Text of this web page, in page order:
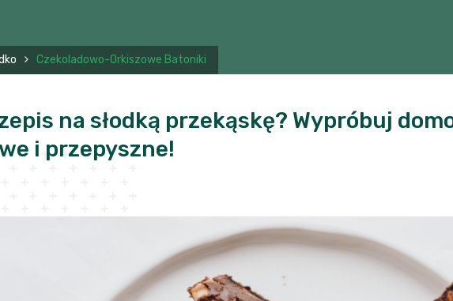
Czekoladowo-Orkiszowe Batoniki
na słodką przekąskę? Wypróbuj
i przepyszne!